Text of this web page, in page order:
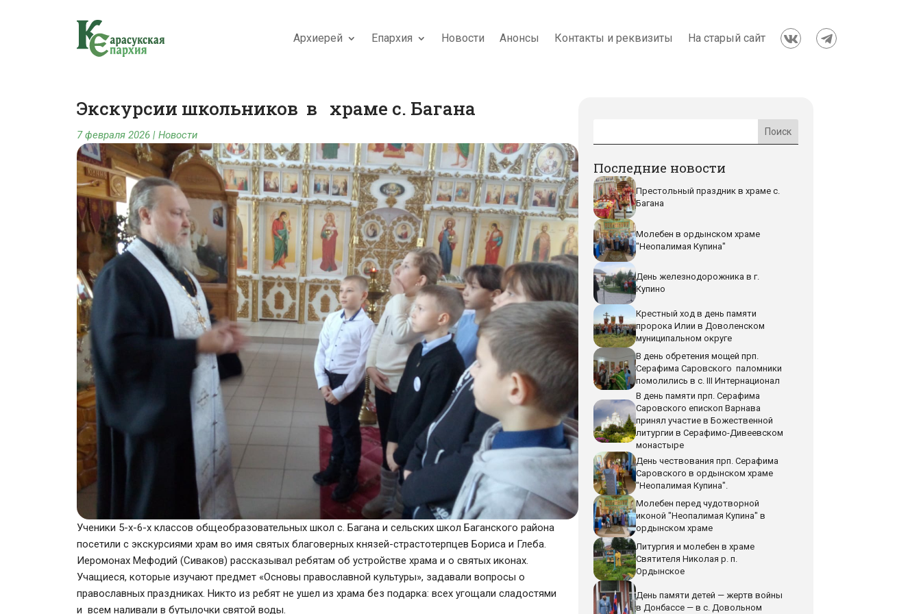
Архиерей Епархия Новости Анонсы Контакты и реквизиты На старый сайт  
Экскурсии школьников в храме с. Багана
7 февраля 2026 | Новости
Ученики 5-х-6-х классов общеобразовательных школ с. Багана и сельских школ Баганского района
посетили с экскурсиями храм во имя святых благоверных князей-страстотерпцев Бориса и Глеба.
Иеромонах Мефодий (Сиваков) рассказывал ребятам об устройстве храма и о святых иконах.
Учащиеся, которые изучают предмет «Основы православной культуры», задавали вопросы о
православных праздниках. Никто из ребят не ушел из храма без подарка: всех угощали сладостями
и всем наливали в бутылочки святой воды.
Последние новости
Престольный праздник в храме с.
Багана
Молебен в ордынском храме
"Неопалимая Купина"
День железнодорожника в г.
Купино
Крестный ход в день памяти
пророка Илии в Доволенском
муниципальном округе
В день обретения мощей прп.
Серафима Саровского паломники
помолились в с. III Интернационал
В день памяти прп. Серафима
Саровского епископ Варнава
принял участие в Божественной
литургии в Серафимо-Дивеевском
монастыре
День чествования прп. Серафима
Саровского в ордынском храме
"Неопалимая Купина".
Молебен перед чудотворной
иконой "Неопалимая Купина" в
ордынском храме
Литургия и молебен в храме
Святителя Николая р. п.
Ордынское
День памяти детей — жертв войны
в Донбассе — в с. Довольном